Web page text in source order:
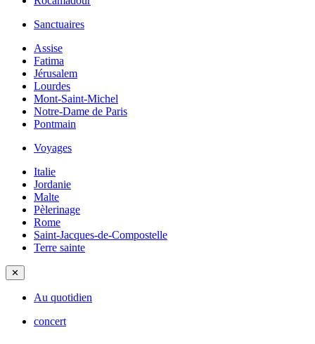
Sanctuaires
Assise
Fatima
Jérusalem
Lourdes
Mont-Saint-Michel
Notre-Dame de Paris
Pontmain
Voyages
Italie
Jordanie
Malte
Pèlerinage
Rome
Saint-Jacques-de-Compostelle
Terre sainte
✕
Au quotidien
concert